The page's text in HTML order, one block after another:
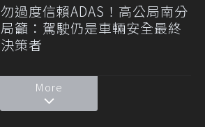
勿過度信賴ADAS！高公局南分
局籲：駕駛仍是車輛安全最終
決策者
More